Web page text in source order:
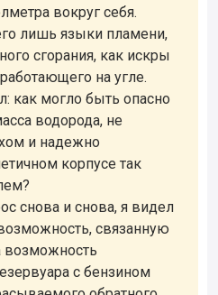
вокруг себя.
лишь языки пламени,
сгорания, как искры
на угле.
как могло быть опасно
водорода, не
и надежно
корпусе так
снова и снова, я видел
связанную
с бензином